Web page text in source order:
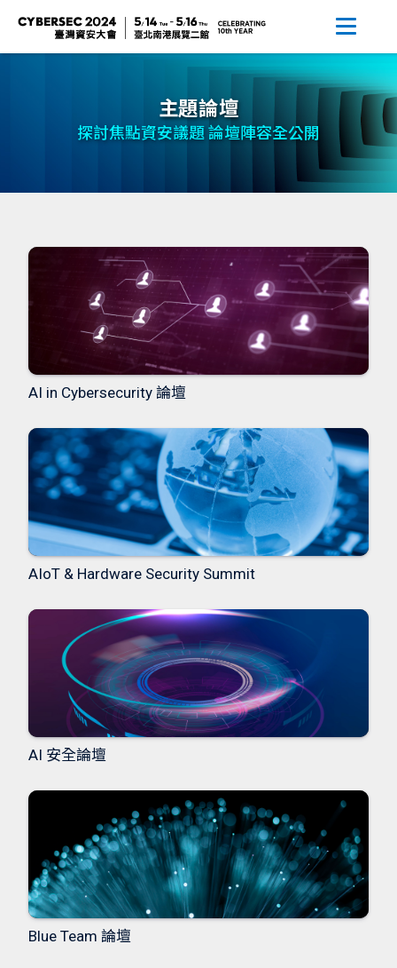
主題論壇
探討焦點資安議題 論壇陣容全公開
AI in Cybersecurity 論壇
AIoT & Hardware Security Summit
AI 安全論壇
Blue Team 論壇